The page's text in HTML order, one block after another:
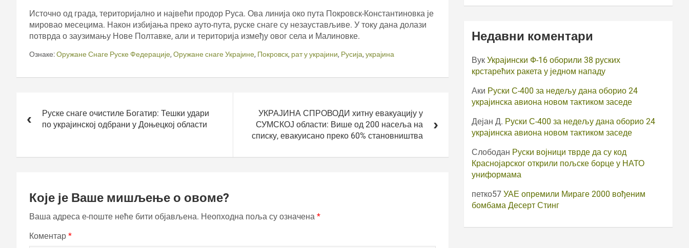
Источно од града, територијално и највећи продор Руса. Ова линија око пута Покровск-Константиновка је
мировао месецима. Након избијања преко ауто-пута, руске снаге су незаустављиве. У току дана долази
потврда о заузимању Нове Полтавке, али и територија између овог села и Малиновке.
Ознаке:Оружане Снаге Руске Федерације, Оружане снаге Украјине, Покровск, рат у украјини, Русија, украјина
чланкаРуске снаге очистиле Богатир: Тешки удари
по украјинској одбрани у Доњецкој области
УКРАЈИНА СПРОВОДИ хитну евакуацију у
СУМСКОЈ области: Више од 200 насеља на
списку, евакуисано преко 60% становништва
Које је Ваше мишљење о овоме?
Ваша адреса е-поште неће бити објављена. Неопходна поља су означена *
Коментар *
Недавни коментари
Вук Украјински Ф-16 оборили 38 руских
крстарећих ракета у једном нападу
Аки Руски С-400 за недељу дана оборио 24
украјинска авиона новом тактиком заседе
Дејан Д. Руски С-400 за недељу дана оборио 24
украјинска авиона новом тактиком заседе
Слободан Руски војници тврде да су код
Краснојарског открили пољске борце у НАТО
униформама
петко57 УАЕ опремили Мираге 2000 вођеним
бомбама Десерт Стинг